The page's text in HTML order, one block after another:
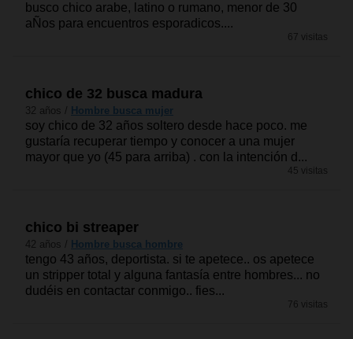
busco chico arabe, latino o rumano, menor de 30
aÑos para encuentros esporadicos....
67 visitas
chico de 32 busca madura
32 años / Hombre busca mujer
soy chico de 32 años soltero desde hace poco. me
gustaría recuperar tiempo y conocer a una mujer
mayor que yo (45 para arriba) . con la intención d...
45 visitas
chico bi streaper
42 años / Hombre busca hombre
tengo 43 años, deportista. si te apetece.. os apetece
un stripper total y alguna fantasía entre hombres... no
dudéis en contactar conmigo.. fies...
76 visitas